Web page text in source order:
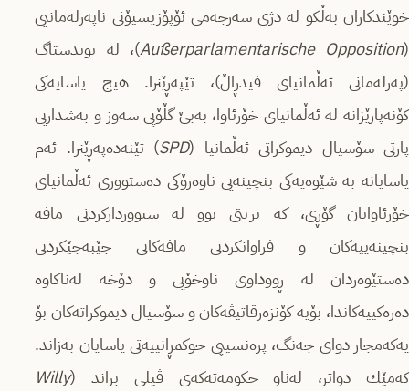
خوێندكاران بەڵكو لە دژی سەرجەمی ئۆپۆزیسیۆنی ناپەرلەمانیی
(
Außerparlamentarische Opposition)، لە بوندستاگ
(پەرلەمانی ئەڵمانیای فیدڕاڵ)، تێپەڕێنرا. هیچ یاسایەكی
كۆنەپارێزانە لە ئەڵمانیای خۆرئاوا، بەبێ گڵۆپی سەوز و بەشداریی
پارتی سۆسیال دیموكراتی ئەڵمانیا (SPD) تێنەدەپەڕێنرا. ئەم
یاسایانە بە شێوەیەكی بنچینەیی ناوەرۆكی دەستووری ئەڵمانیای
خۆرئاوایان گۆڕی، كە بریتی بوو لە سنوورداركردنی مافە
بنچینەییەكان و فراوانكردنی مافەكانی جێبەجێكردنی
دەستێوەردان لە ڕووداوی ناوخۆیی و دۆخە لەناكاوە
دەرەكییەكاندا، بۆیە كۆنزەرڤاتیڤەكان و سۆسیال دیموكراتەكان بۆ
یەكەمجار دوای جەنگ، پرەنسیپی حوكمڕانییەتی یاسایان بەزاند.
كەمێك دواتر، لەناو حكومەتەكەى ڤیلی براند (Willy